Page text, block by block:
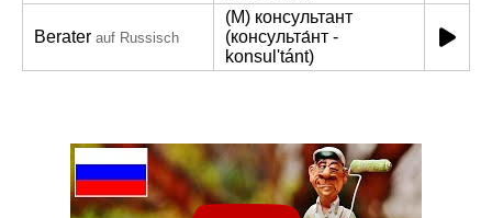
Berater auf Russisch
(M) консультант
(консульта́нт -
konsul'tánt)